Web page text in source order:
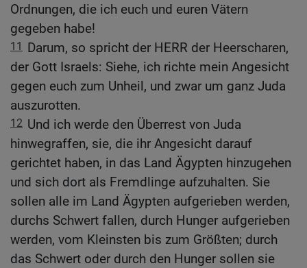
Ordnungen, die ich euch und euren Vätern
gegeben habe!
11
Darum, so spricht der HERR der Heerscharen,
der Gott Israels: Siehe, ich richte mein Angesicht
gegen euch zum Unheil, und zwar um ganz Juda
auszurotten.
12 Und ich werde den Überrest von Juda
hinwegraffen, sie, die ihr Angesicht darauf
gerichtet haben, in das Land Ägypten hinzugehen
und sich dort als Fremdlinge aufzuhalten. Sie
sollen alle im Land Ägypten aufgerieben werden,
durchs Schwert fallen, durch Hunger aufgerieben
werden, vom Kleinsten bis zum Größten; durch
das Schwert oder durch den Hunger sollen sie